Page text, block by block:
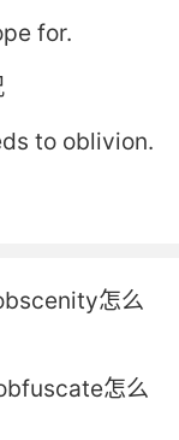
for.
to oblivion.
between
怎么
怎么